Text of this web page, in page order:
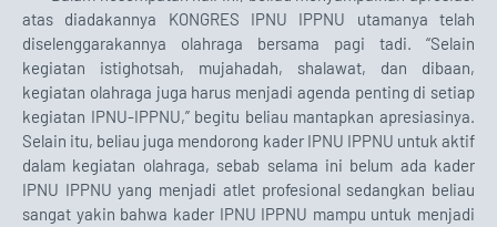
atas diadakannya KONGRES IPNU IPPNU utamanya telah
diselenggarakannya olahraga bersama pagi tadi. “Selain
kegiatan istighotsah, mujahadah, shalawat, dan dibaan,
kegiatan olahraga juga harus menjadi agenda penting di setiap
kegiatan IPNU-IPPNU,” begitu beliau mantapkan apresiasinya.
Selain itu, beliau juga mendorong kader IPNU IPPNU untuk aktif
dalam kegiatan olahraga, sebab selama ini belum ada kader
IPNU IPPNU yang menjadi atlet profesional sedangkan beliau
sangat yakin bahwa kader IPNU IPPNU mampu untuk menjadi